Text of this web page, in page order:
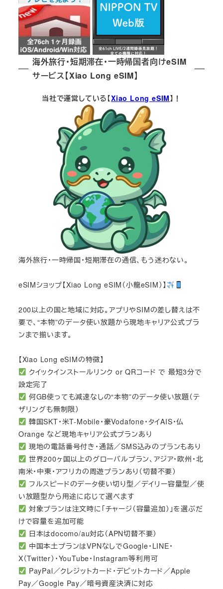
海外旅行・短期滞在・一時帰国者向けeSIM
サービス【Xiao Long eSIM】
当社で運営している【Xiao Long eSIM】！
海外旅行・一時帰国・短期滞在の通信、もう迷わない。
eSIMショップ【Xiao Long eSIM（小龍eSIM）】
200以上の国と地域に対応。アプリやSIMの差し替えは不
要で、“本物”のデータ使い放題から現地キャリア公式プラ
ンまで揃います。
【Xiao Long eSIMの特徴】
クイックインストールリンク or QRコード で 最短3分で
設定完了
何GB使っても減速なしの“本物”のデータ使い放題（テ
ザリングも無制限）
韓国SKT・米T-Mobile・豪Vodafone・タイAIS・仏
Orange など現地キャリア公式プランあり
現地の電話番号付き・通話／SMS込みのプランもあり
世界200ヶ国以上のグローバルプラン、アジア・欧州・北
南米・中東・アフリカの周遊プランあり（切替不要）
フルスピードのデータ使い切り型／デイリー容量型／使
い放題型から用途に応じて選べます
対象プランは注文時に「チャージ（容量追加）」を選ぶだ
けで容量を追加可能
日本はdocomo/au対応（APN切替不要）
中国本土プランはVPNなしでGoogle・LINE・
X（Twitter）・YouTube・Instagram等利用可
PayPal／クレジットカード・デビットカード／Apple
Pay／Google Pay／暗号資産決済に対応